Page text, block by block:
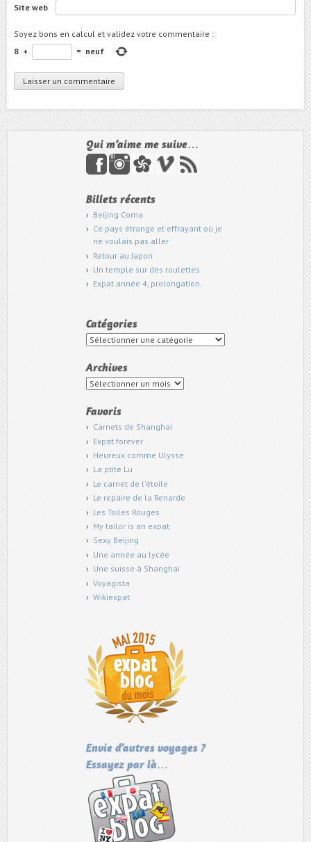
Site web
Soyez bons en calcul et validez votre commentaire :
8 + = neuf
Qui m’aime me suive…
Billets récents
Beijing Coma
Ce pays étrange et effrayant où je
ne voulais pas aller
Retour au Japon
Un temple sur des roulettes
Expat année 4, prolongation.
Catégories
Catégories
Archives
Archives
Favoris
Carnets de Shanghai
Expat forever
Heureux comme Ulysse
La ptite Lu
Le carnet de l'étoile
Le repaire de la Renarde
Les Toiles Rouges
My tailor is an expat
Sexy Beijing
Une année au lycée
Une suisse à Shanghai
Voyagista
Wikiexpat
Envie d’autres voyages ?
Essayez par là…